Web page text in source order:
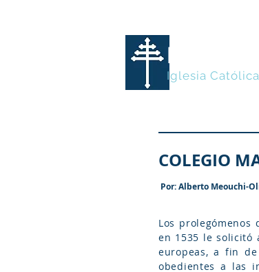
Iglesia
COLEGIO
Por: Alberto Meouchi-
Los prolegómenos
en 1535 le solicitó
europeas, a fin
obedientes a las